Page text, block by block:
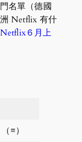
名單（德國
Netflix 有什
Netflix６月上
≡）